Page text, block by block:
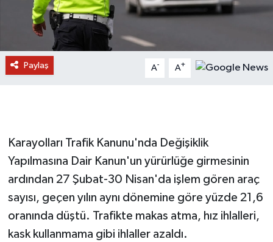
Paylaş A- A+
Karayolları Trafik Kanunu'nda Değişiklik
Yapılmasına Dair Kanun'un yürürlüğe girmesinin
ardından 27 Şubat-30 Nisan'da işlem gören araç
sayısı, geçen yılın aynı dönemine göre yüzde 21,6
oranında düştü. Trafikte makas atma, hız ihlalleri,
kask kullanmama gibi ihlaller azaldı.